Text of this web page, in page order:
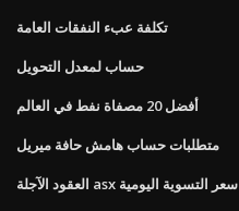
تكلفة عبء النفقات العامة
حساب لمعدل التحويل
أفضل 20 مصفاة نفط في العالم
متطلبات حساب هامش حافة ميريل
العقود الآجلة asx سعر التسوية اليومية